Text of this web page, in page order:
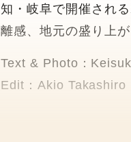
知・岐阜で開催され
離感、地元の盛り上
Text & Photo：
Edit：Akio Takashiro